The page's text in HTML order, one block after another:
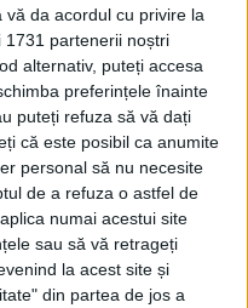
da acordul cu privire la
partenerii noștri
alternativ, puteți accesa
preferințele înainte
puteți refuza să vă dați
că este posibil ca anumite
personal să nu necesite
de a refuza o astfel de
numai acestui site
sau să vă retrageți
la acest site și
din partea de jos a
Bistrița
se poate foarte bine să
cu...